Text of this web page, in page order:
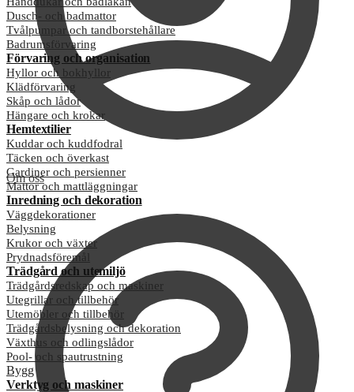
Om oss
Dusch- och badmattor
Tvålpumpar och tandborstehållare
Badrumsförvaring
Förvaring och organisation
Hyllor och bokhyllor
Klädförvaring
Skåp och lådor
Hängare och krokar
Hemtextilier
Kuddar och kuddfodral
Täcken och överkast
Gardiner och persienner
Mattor och mattläggningar
Inredning och dekoration
Väggdekorationer
Belysning
Krukor och växter
Prydnadsföremål
Trädgård och utemiljö
Trädgårdsredskap och maskiner
Utegrillar och tillbehör
Utemöbler och tillbehör
Trädgårdsbelysning och dekoration
Växthus och odlingslådor
Pool- och spautrustning
Bygg
Verktyg och maskiner